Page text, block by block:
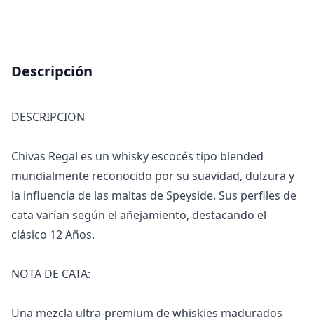
Descripción
DESCRIPCION
Chivas Regal es un whisky escocés tipo blended
mundialmente reconocido por su suavidad, dulzura y
la influencia de las maltas de Speyside. Sus perfiles de
cata varían según el añejamiento, destacando el
clásico 12 Años.
NOTA DE CATA:
Una mezcla ultra-premium de whiskies madurados